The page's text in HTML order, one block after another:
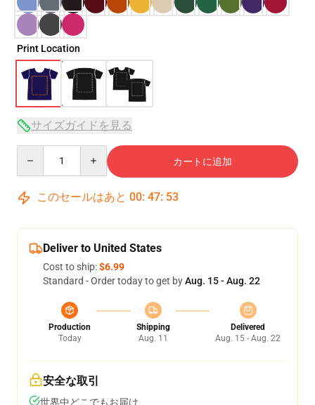
Print Location
サイズガイドを見る
カートに追加
このセールはあと 00: 47: 52
Deliver to United States
Cost to ship:$6.99
Standard - Order today to get byAug. 15 - Aug. 22
Production
Today
Shipping
Aug. 11
Delivered
Aug. 15 - Aug. 22
安全な取引
世界中どこでもお届け